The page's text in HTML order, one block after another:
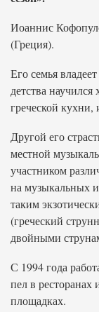
Иоаннис
(Греция).
Его семья
детства
греческой
Другой его
местной
участником
на музыкальных
таким
(греческий
двойными
С 1994 года
пел в
площадках.